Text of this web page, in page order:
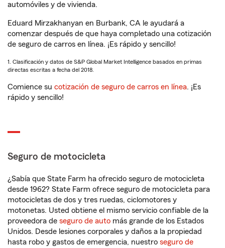
automóviles y de vivienda.
Eduard Mirzakhanyan en Burbank, CA le ayudará a
comenzar después de que haya completado una cotización
de seguro de carros en línea. ¡Es rápido y sencillo!
1. Clasificación y datos de S&P Global Market Intelligence basados en primas
directas escritas a fecha del 2018.
Comience su cotización de seguro de carros en línea. ¡Es
rápido y sencillo!
Seguro de motocicleta
¿Sabía que State Farm ha ofrecido seguro de motocicleta
desde 1962? State Farm ofrece seguro de motocicleta para
motocicletas de dos y tres ruedas, ciclomotores y
motonetas. Usted obtiene el mismo servicio confiable de la
proveedora de seguro de auto más grande de los Estados
Unidos. Desde lesiones corporales y daños a la propiedad
hasta robo y gastos de emergencia, nuestro seguro de